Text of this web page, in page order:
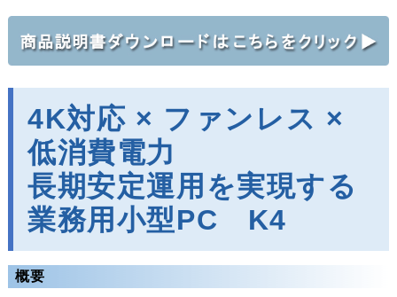
4K対応 × ファンレス ×
低消費電力
長期安定運用を実現する
業務用小型PC K4
概要